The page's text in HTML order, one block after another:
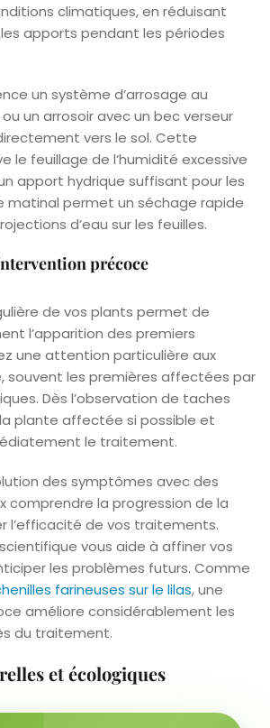
climatiques, en réduisant
apports pendant les périodes
un système d’arrosage au
un arrosoir avec un bec verseur
vers le sol. Cette
le feuillage de l’humidité excessive
apport hydrique suffisant pour les
matinal permet un séchage rapide
d’eau sur les feuilles.
précoce
de vos plants permet de
l’apparition des premiers
une attention particulière aux
souvent les premières affectées par
Dès l’observation de taches
plante affectée si possible et
le traitement.
des symptômes avec des
comprendre la progression de la
l’efficacité de vos traitements.
vous aide à affiner vos
les problèmes futurs. Comme
farineuses sur le lilas, une
améliore considérablement les
du traitement.
et écologiques